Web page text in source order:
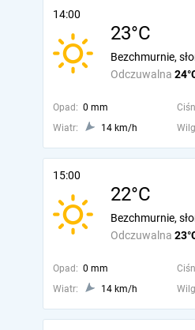
14:00
23°C
Odczuwalna
Bezchmurnie,
Opad: 0 mm
Wiatr:
14 km/h
15:00
22°C
Odczuwalna
Bezchmurnie,
Opad: 0 mm
Wiatr:
14 km/h